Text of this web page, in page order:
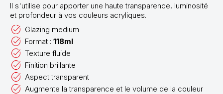
Il s'utilise pour apporter une haute transparence, luminosité
et profondeur à vos couleurs acryliques.
Glazing medium
Format : 118ml
Texture fluide
Finition brillante
Aspect transparent
Augmente la transparence et le volume de la couleur